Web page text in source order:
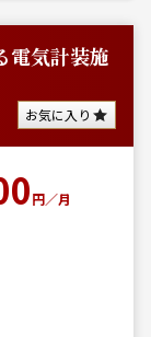
電気計装施
お気に入り
円／月